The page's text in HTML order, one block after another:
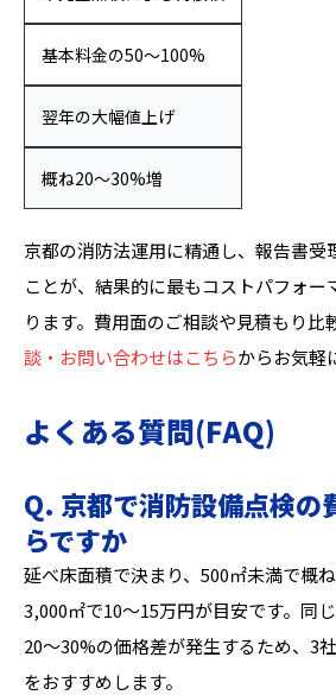
基本料金の50〜100%
翌年の大幅値上げ
概ね20〜30%増
京都の消防法運用に精通し、報告書受
ことが、結果的に最もコストパフォー
ります。費用面のご相談や見積もり比
談・お問い合わせはこちらからお気軽
よくある質問(FAQ)
Q. 京都で消防設備点検の
らですか
延べ床面積で決まり、500㎡未満で概
3,000㎡で10〜15万円が目安です。同
20〜30%の価格差が発生するため、3
をおすすめします。